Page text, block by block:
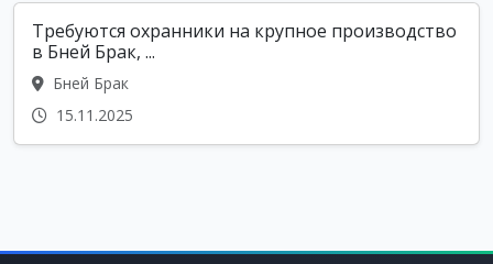
Требуются охранники на крупное производство
в Бней Брак, ...
Бней Брак
15.11.2025